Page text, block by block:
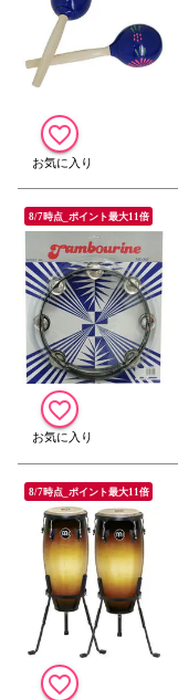
8/7時点_ポイント最大11倍
8/7時点_ポイント最大11倍